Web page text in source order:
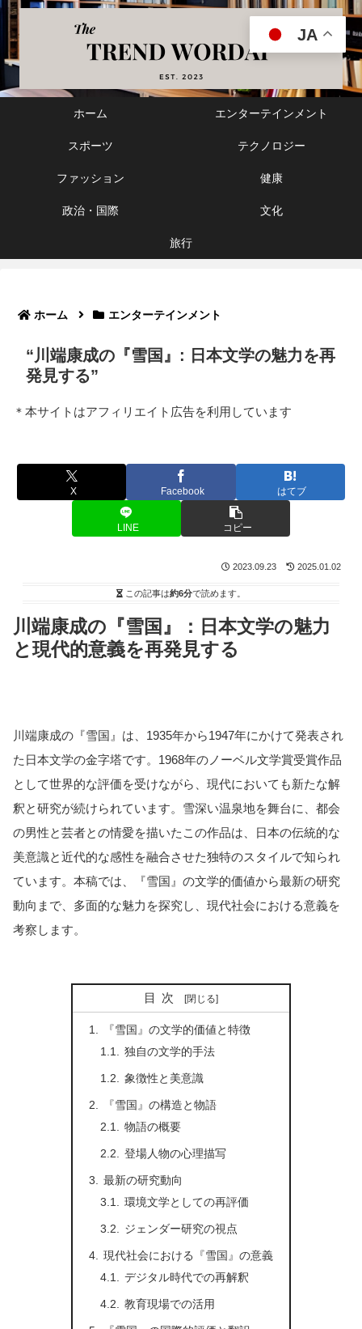
ホーム エンターテインメント
スポーツ テクノロジー
ファッション 健康
政治・国際 文化
旅行
ホーム エンターテインメント
“川端康成の『雪国』: 日本文学の魅力を再
発見する”
＊本サイトはアフィリエイト広告を利用しています
X Facebook はてブ
LINE コピー
2023.09.23 2025.01.02
この記事は約6分で読めます。
川端康成の『雪国』：日本文学の魅力
と現代的意義を再発見する
川端康成の『雪国』は、1935年から1947年にかけて発表され
た日本文学の金字塔です。1968年のノーベル文学賞受賞作品
として世界的な評価を受けながら、現代においても新たな解
釈と研究が続けられています。雪深い温泉地を舞台に、都会
の男性と芸者との情愛を描いたこの作品は、日本の伝統的な
美意識と近代的な感性を融合させた独特のスタイルで知られ
ています。本稿では、『雪国』の文学的価値から最新の研究
動向まで、多面的な魅力を探究し、現代社会における意義を
考察します。
目次
『雪国』の文学的価値と特徴
独自の文学的手法
象徴性と美意識
『雪国』の構造と物語
物語の概要
登場人物の心理描写
最新の研究動向
環境文学としての再評価
ジェンダー研究の視点
現代社会における『雪国』の意義
デジタル時代での再解釈
教育現場での活用
JA